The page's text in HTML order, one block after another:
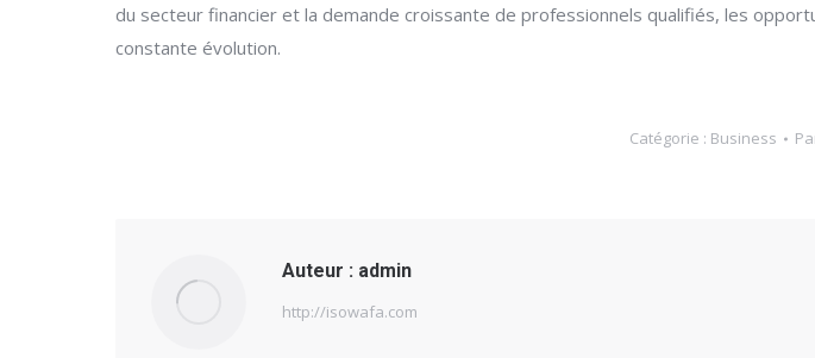
du secteur financier et la demande croissante de professionnels qualifiés, les
constante évolution.
Catégorie : Business
Auteur : admin
http://isowafa.com